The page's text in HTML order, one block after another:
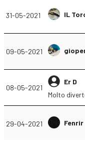
31-05-2021 IL
09-05-2021
08-05-2021
Er D
Molto
29-04-2021 Fenrir